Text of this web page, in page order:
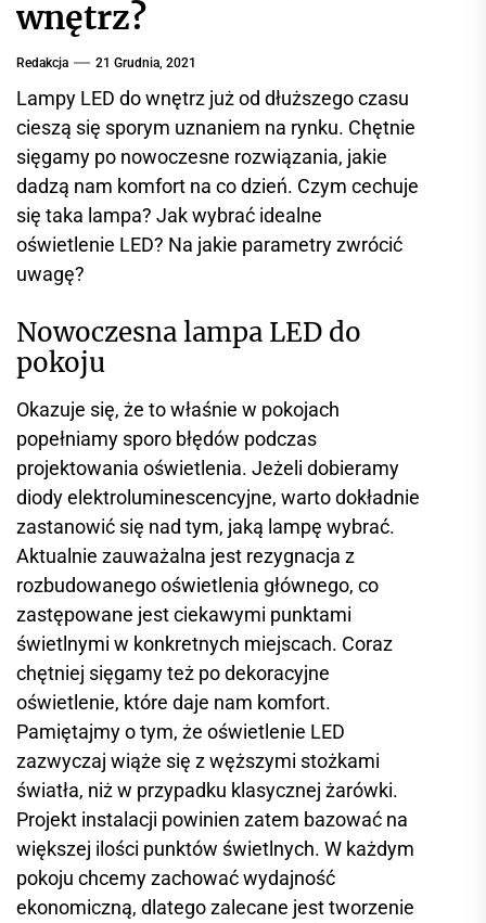
s
n
f
o
r
m
y
y
wnętrz?
Redakcja 21 Grudnia, 2021
Lampy LED do wnętrz już od dłuższego czasu
cieszą się sporym uznaniem na rynku. Chętnie
sięgamy po nowoczesne rozwiązania, jakie
dadzą nam komfort na co dzień. Czym cechuje
się taka lampa? Jak wybrać idealne
oświetlenie LED? Na jakie parametry zwrócić
uwagę?
Nowoczesna lampa LED do
pokoju
Okazuje się, że to właśnie w pokojach
popełniamy sporo błędów podczas
projektowania oświetlenia. Jeżeli dobieramy
diody elektroluminescencyjne, warto dokładnie
zastanowić się nad tym, jaką lampę wybrać.
Aktualnie zauważalna jest rezygnacja z
rozbudowanego oświetlenia głównego, co
zastępowane jest ciekawymi punktami
świetlnymi w konkretnych miejscach. Coraz
chętniej sięgamy też po dekoracyjne
oświetlenie, które daje nam komfort.
Pamiętajmy o tym, że oświetlenie LED
zazwyczaj wiąże się z węższymi stożkami
światła, niż w przypadku klasycznej żarówki.
Projekt instalacji powinien zatem bazować na
większej ilości punktów świetlnych. W każdym
pokoju chcemy zachować wydajność
ekonomiczną, dlatego zalecane jest tworzenie